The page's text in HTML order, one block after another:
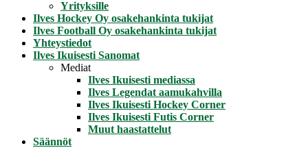
Yrityksille
Ilves Hockey Oy osakehankinta tukijat
Ilves Football Oy osakehankinta tukijat
Yhteystiedot
Ilves Ikuisesti Sanomat
Mediat
Ilves Ikuisesti mediassa
Ilves Legendat aamukahvilla
Ilves Ikuisesti Hockey Corner
Ilves Ikuisesti Futis Corner
Muut haastattelut
Säännöt